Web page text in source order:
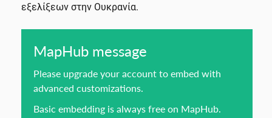
εξελίξεων στην Ουκρανία.